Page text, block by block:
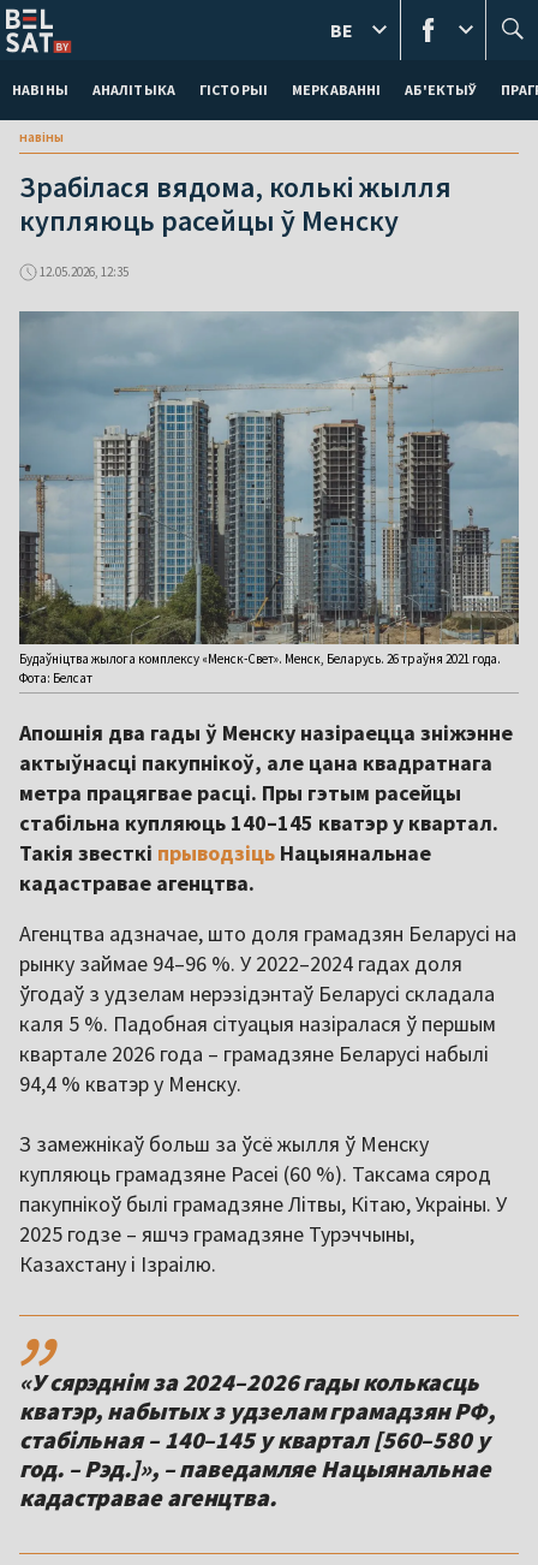
НАВІНЫ АНАЛІТЫКА ГІСТОРЫІ МЕРКАВАННI АБ'ЕКТЫЎ
BE
навіны
Зрабілася вядома, колькі жылля
купляюць расейцы ў Менску
12.05.2026, 12:35
Будаўніцтва жылога комплексу «Менск-Свет». Менск, Беларусь. 26 траўня 2021 года.
Фота: Белсат
Апошнія два гады ў Менску назіраецца зніжэнне
актыўнасці пакупнікоў, але цана квадратнага
метра працягвае расці. Пры гэтым расейцы
стабільна купляюць 140–145 кватэр у квартал.
Такія звесткі прыводзіць Нацыянальнае
кадастравае агенцтва.
Агенцтва адзначае, што доля грамадзян Беларусі на
рынку займае 94–96 %. У 2022–2024 гадах доля
ўгодаў з удзелам нерэзідэнтаў Беларусі складала
каля 5 %. Падобная сітуацыя назіралася ў першым
квартале 2026 года – грамадзяне Беларусі набылі
94,4 % кватэр у Менску.
З замежнікаў больш за ўсё жылля ў Менску
купляюць грамадзяне Расеі (60 %). Таксама сярод
пакупнікоў былі грамадзяне Літвы, Кітаю, Украіны. У
2025 годзе – яшчэ грамадзяне Турэччыны,
Казахстану і Ізраілю.
,,
«У сярэднім за 2024–2026 гады колькасць
кватэр, набытых з удзелам грамадзян РФ,
стабільная – 140–145 у квартал [560–580 у
год. – Рэд.]», – паведамляе Нацыянальнае
кадастравае агенцтва.